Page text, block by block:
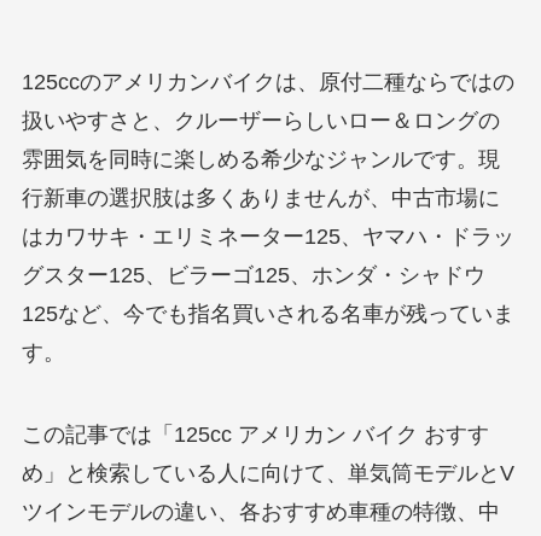
125ccのアメリカンバイクは、原付二種ならではの
扱いやすさと、クルーザーらしいロー＆ロングの
雰囲気を同時に楽しめる希少なジャンルです。現
行新車の選択肢は多くありませんが、中古市場に
はカワサキ・エリミネーター125、ヤマハ・ドラッ
グスター125、ビラーゴ125、ホンダ・シャドウ
125など、今でも指名買いされる名車が残っていま
す。
この記事では「125cc アメリカン バイク おすす
め」と検索している人に向けて、単気筒モデルとV
ツインモデルの違い、各おすすめ車種の特徴、中